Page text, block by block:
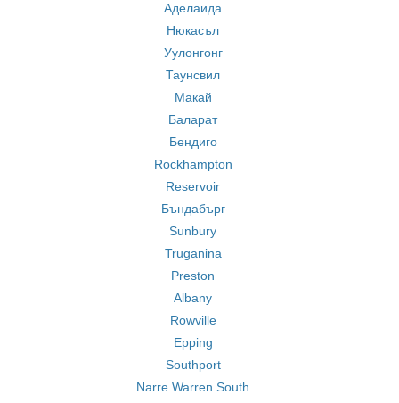
Аделаида
Нюкасъл
Уулонгонг
Таунсвил
Макай
Баларат
Бендиго
Rockhampton
Reservoir
Бъндабърг
Sunbury
Truganina
Preston
Albany
Rowville
Epping
Southport
Narre Warren South